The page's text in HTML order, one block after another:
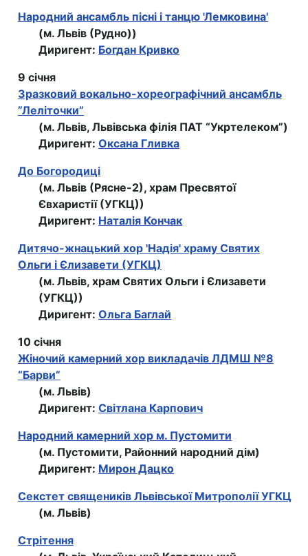
Народний ансамбль пісні і танцю 'Лемковина'
(м. Львів (Рудно))
Диригент: Богдан Кривко
9 січня
Зразковий вокально-хореографічний ансамбль
”Леліточки”
(м. Львів, Львівська філія ПАТ “Укртелеком”)
Диригент: Оксана Гливка
До Богородиці
(м. Львів (Рясне-2), храм Пресвятої
Євхаристії (УГКЦ))
Диригент: Наталія Кончак
Дитячо-жнацький хор 'Надія' храму Святих
Ольги і Єлизавети (УГКЦ)
(м. Львів, храм Святих Ольги і Єлизавети
(УГКЦ))
Диригент: Ольга Баглай
10 січня
Жіночий камерний хор викладачів ЛДМШ №8
“Барви”
(м. Львів)
Диригент: Світлана Карпович
Народний камерний хор м. Пустомити
(м. Пустомити, Районний народний дім)
Диригент: Мирон Дацко
Секстет священиків Львівської Митрополії УГКЦ
(м. Львів)
Стрітення